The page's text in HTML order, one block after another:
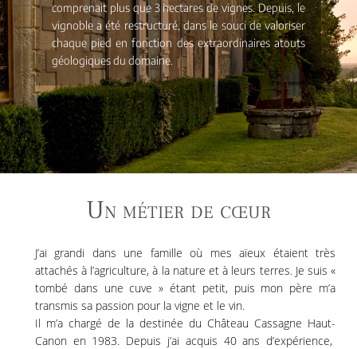
comprenait plus que 3 hectares de vignes. Depuis, le
vignoble a été restructuré, dans le souci de valoriser
chaque pied en fonction des extraordinaires atouts
géologiques du domaine.
Un métier de cœur
J’ai grandi dans une famille où mes aïeux étaient très
attachés à l’agriculture, à la nature et à leurs terres. Je suis «
tombé dans une cuve » étant petit, puis mon père m’a
transmis sa passion pour la vigne et le vin.
Il m’a chargé de la destinée du Château Cassagne Haut-
Canon en 1983. Depuis j’ai acquis 40 ans d’expérience,